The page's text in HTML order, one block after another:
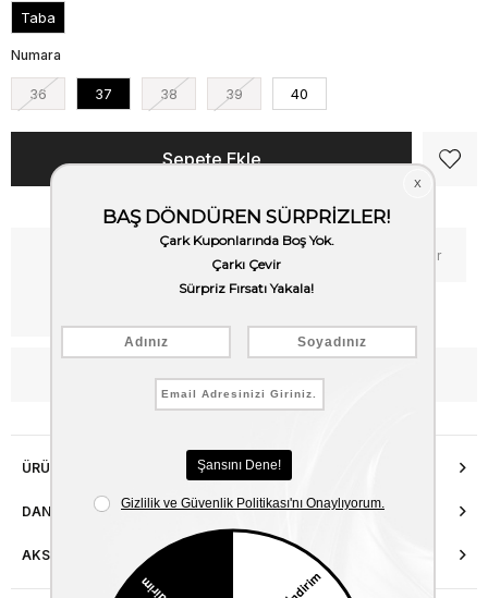
Taba
Numara
36 37 38 39 40
Fiyat Düşünce Haber Ver
WhatsApp’tan Bilgi Al
ÜRÜN ÖZELLIKLERI
DANIŞMA HATTI
AKSESUAR ONARIMI